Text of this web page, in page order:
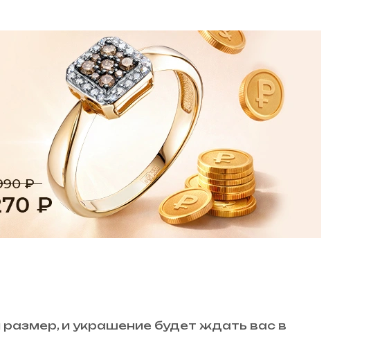
и украшение будет ждать вас в